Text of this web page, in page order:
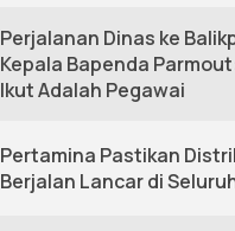
Perjalanan Dinas ke
Kepala Bapenda
Ikut Adalah Pegawai
Pertamina Pastikan
Berjalan Lancar di